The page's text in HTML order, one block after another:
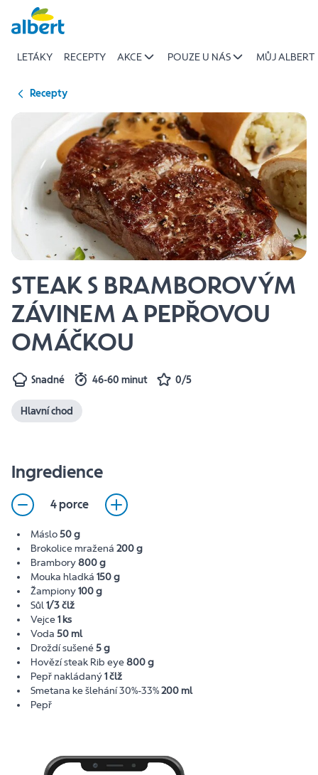
Přeskočit
LETÁKY RECEPTY AKCE POUZE U NÁS MŮJ ALBERT
Recepty
STEAK S BRAMBOROVÝM
ZÁVINEM A PEPŘOVOU
OMÁČKOU
Snadné 46-60 minut 0/5
Hlavní chod
Ingredience
4 porce
Máslo50 g
Brokolice mražená 200 g
Brambory800 g
Mouka hladká 150 g
Žampiony100 g
Sůl1/3 člž
Vejce1 ks
Voda 50 ml
Droždí sušené5 g
Hovězí steak Rib eye800 g
Pepř nakládaný1 člž
Smetana ke šlehání 30%-33%200 ml
Pepř